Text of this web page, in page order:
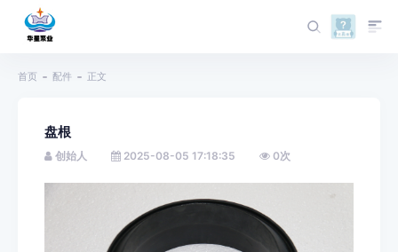
首页 配件 正文
盘根
创始人 2025-08-05 17:18:35 0次